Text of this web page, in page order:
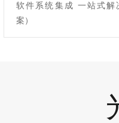
软件系统集成 一站式解
案）